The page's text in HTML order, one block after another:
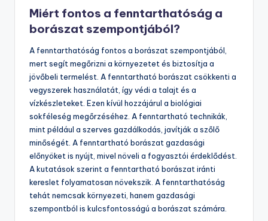
Miért fontos a fenntarthatóság a
borászat szempontjából?
A fenntarthatóság fontos a borászat szempontjából,
mert segít megőrizni a környezetet és biztosítja a
jövőbeli termelést. A fenntartható borászat csökkenti a
vegyszerek használatát, így védi a talajt és a
vízkészleteket. Ezen kívül hozzájárul a biológiai
sokféleség megőrzéséhez. A fenntartható technikák,
mint például a szerves gazdálkodás, javítják a szőlő
minőségét. A fenntartható borászat gazdasági
előnyöket is nyújt, mivel növeli a fogyasztói érdeklődést.
A kutatások szerint a fenntartható borászat iránti
kereslet folyamatosan növekszik. A fenntarthatóság
tehát nemcsak környezeti, hanem gazdasági
szempontból is kulcsfontosságú a borászat számára.